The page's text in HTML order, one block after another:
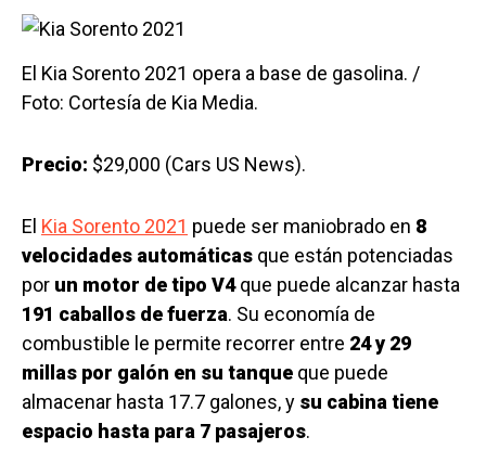
El Kia Sorento 2021 opera a base de gasolina. /
Foto: Cortesía de Kia Media.
Precio: $29,000 (Cars US News).
El Kia Sorento 2021 puede ser maniobrado en 8
velocidades automáticas que están potenciadas
por un motor de tipo V4que puede alcanzar hasta
191 caballos de fuerza. Su economía de
combustible le permite recorrer entre 24 y 29
millas por galón en su tanque que puede
almacenar hasta 17.7 galones, y su cabina tiene
espacio hasta para 7 pasajeros.